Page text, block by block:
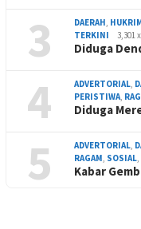
3 DAERAH
TERKINI
3,301
Diduga
4 ADVERTORIAL
PERISTIWA
Diduga
5 ADVERTORIAL
RAGAM SOSIAL
Kabar